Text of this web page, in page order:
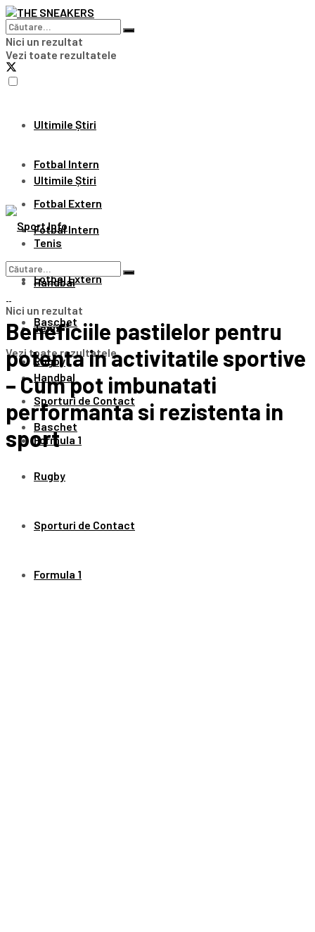
Nici un rezultat
Vezi toate rezultatele
Ultimile Știri
Fotbal Intern
Fotbal Extern
Tenis
Handbal
Baschet
Rugby
Sporturi de Contact
Formula 1
Ultimile Știri
Fotbal Intern
Fotbal Extern
Tenis
Handbal
Baschet
Rugby
Sporturi de Contact
Formula 1
Nici un rezultat
Vezi toate rezultatele
Beneficiile pastilelor pentru
potenta in activitatile sportive
– Cum pot imbunatati
performanta si rezistenta in
sport